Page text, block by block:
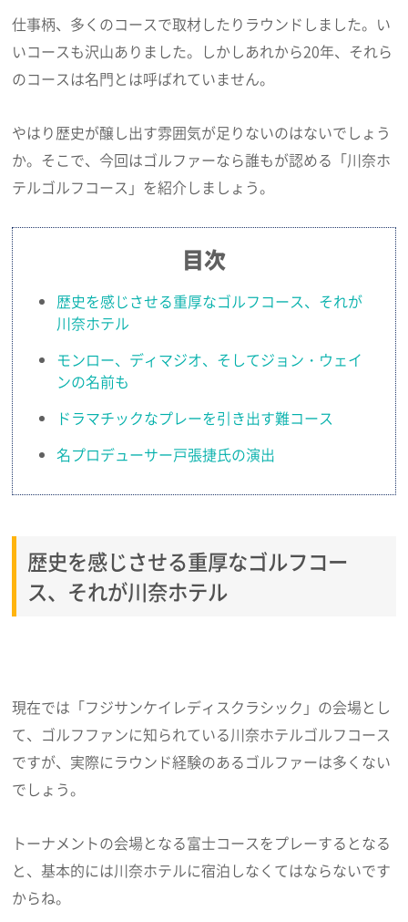
仕事柄、多くのコースで取材したりラウンドしました。い
いコースも沢山ありました。しかしあれから20年、それら
のコースは名門とは呼ばれていません。
やはり歴史が醸し出す雰囲気が足りないのはないでしょう
か。そこで、今回はゴルファーなら誰もが認める「川奈ホ
テルゴルフコース」を紹介しましょう。
目次
歴史を感じさせる重厚なゴルフコース、それが
川奈ホテル
モンロー、ディマジオ、そしてジョン・ウェイ
ンの名前も
ドラマチックなプレーを引き出す難コース
名プロデューサー戸張捷氏の演出
歴史を感じさせる重厚なゴルフコー
ス、それが川奈ホテル
現在では「フジサンケイレディスクラシック」の会場とし
て、ゴルフファンに知られている川奈ホテルゴルフコース
ですが、実際にラウンド経験のあるゴルファーは多くない
でしょう。
トーナメントの会場となる富士コースをプレーするとなる
と、基本的には川奈ホテルに宿泊しなくてはならないです
からね。